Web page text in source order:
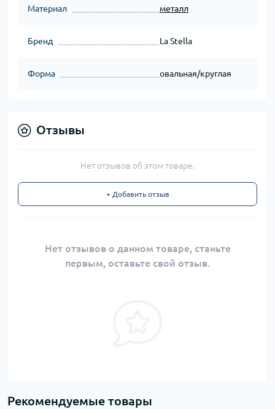
Материал металл
Бренд La Stella
Форма овальная/круглая
Отзывы
Нет отзывов об этом товаре.
+ Добавить отзыв
Нет отзывов о данном товаре, станьте
первым, оставьте свой отзыв.
Рекомендуемые товары